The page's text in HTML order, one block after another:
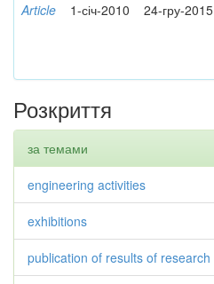
Article 1-січ-2010 24-гру-2015
Розкриття
за темами
engineering activities
exhibitions
publication of results of research